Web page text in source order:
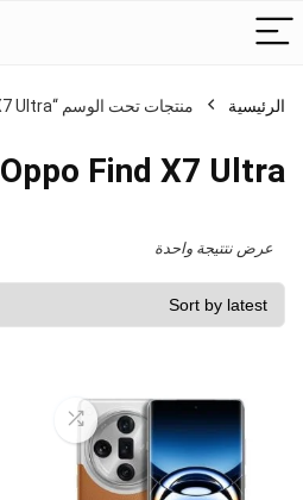
الرئيسية منتجات تحت الوسم “Oppo Find X7 Ultra”
Oppo Find X7 Ultra
عرض نتتيجة واحدة